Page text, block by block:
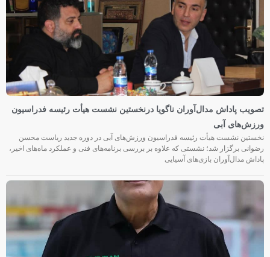
تصویب پاداش مدال‌آوران ناگویا درنخستین نشست هیأت رئیسه فدراسیون
ورزش‌های آبی
نخستین نشست هیأت رئیسه فدراسیون ورزش‌های آبی در دوره جدید ریاست محسن
رضوانی برگزار شد؛ نشستی که علاوه بر بررسی برنامه‌های فنی و عملکرد ماه‌های اخیر،
پاداش مدال‌آوران بازی‌های آسیایی